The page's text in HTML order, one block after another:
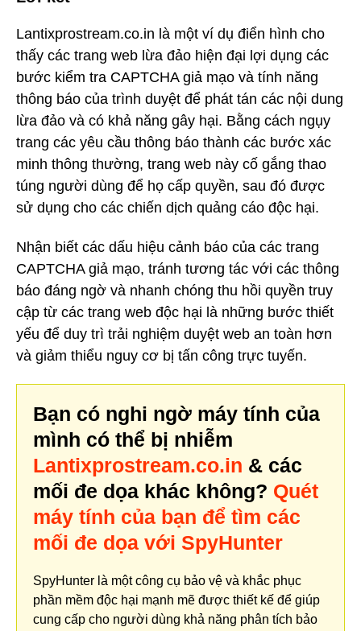
Lantixprostream.co.in là một ví dụ điển hình cho
thấy các trang web lừa đảo hiện đại lợi dụng các
bước kiểm tra CAPTCHA giả mạo và tính năng
thông báo của trình duyệt để phát tán các nội dung
lừa đảo và có khả năng gây hại. Bằng cách ngụy
trang các yêu cầu thông báo thành các bước xác
minh thông thường, trang web này cố gắng thao
túng người dùng để họ cấp quyền, sau đó được
sử dụng cho các chiến dịch quảng cáo độc hại.
Nhận biết các dấu hiệu cảnh báo của các trang
CAPTCHA giả mạo, tránh tương tác với các thông
báo đáng ngờ và nhanh chóng thu hồi quyền truy
cập từ các trang web độc hại là những bước thiết
yếu để duy trì trải nghiệm duyệt web an toàn hơn
và giảm thiểu nguy cơ bị tấn công trực tuyến.
Bạn có nghi ngờ máy tính của
mình có thể bị nhiễm
Lantixprostream.co.in & các
mối đe dọa khác không? Quét
máy tính của bạn để tìm các
mối đe dọa với SpyHunter
SpyHunter là một công cụ bảo vệ và khắc phục
phần mềm độc hại mạnh mẽ được thiết kế để giúp
cung cấp cho người dùng khả năng phân tích bảo